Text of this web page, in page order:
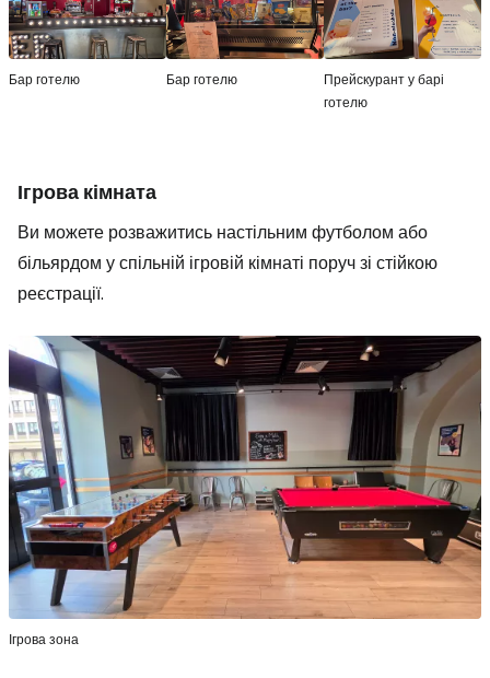
Бар готелю Бар готелю
Прейскурант у барі
готелю
Ігрова кімната
Ви можете розважитись настільним футболом або
більярдом у спільній ігровій кімнаті поруч зі стійкою
реєстрації.
Ігрова зона